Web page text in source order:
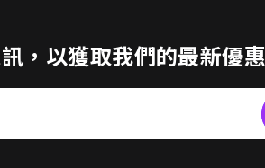
，以獲取我們的最新優惠